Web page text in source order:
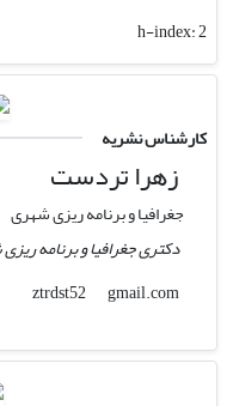
h-index:2
کارشناس نشریه
زهرا تردست
جغرافیا و برنامه ریزی شهری
دکتری جغرافیا و برنامه
ztrdst52
gmail.com